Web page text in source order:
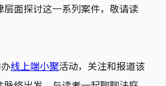
面探讨这一系列案件，敬请读
线上端小聚活动，关注和报道该